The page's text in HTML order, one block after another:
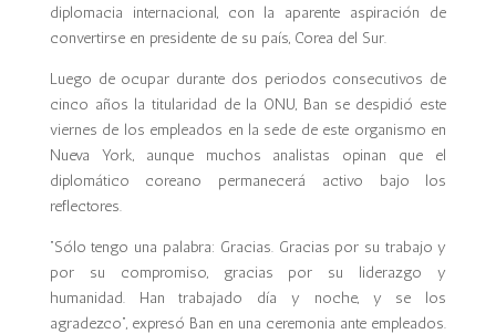
diplomacia internacional, con la aparente aspiración de
convertirse en presidente de su país, Corea del Sur.
Luego de ocupar durante dos periodos consecutivos de
cinco años la titularidad de la ONU, Ban se despidió este
viernes de los empleados en la sede de este organismo en
Nueva York, aunque muchos analistas opinan que el
diplomático coreano permanecerá activo bajo los
reflectores.
“Sólo tengo una palabra: Gracias. Gracias por su trabajo y
por su compromiso, gracias por su liderazgo y
humanidad. Han trabajado día y noche, y se los
agradezco”, expresó Ban en una ceremonia ante empleados.